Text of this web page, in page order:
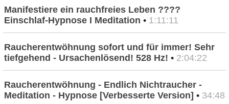
Manifestiere ein rauchfreies Leben ????
Einschlaf-Hypnose I Meditation • 1:11:11
Raucherentwöhnung sofort und für immer! Sehr
tiefgehend - Ursachenlösend! 528 Hz! • 2:04:22
Raucherentwöhnung - Endlich Nichtraucher -
Meditation - Hypnose [Verbesserte Version] • 34:48